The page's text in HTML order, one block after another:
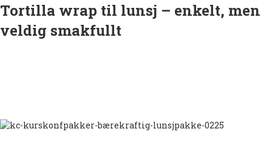
Tortilla wrap til lunsj – enkelt, men
veldig smakfullt